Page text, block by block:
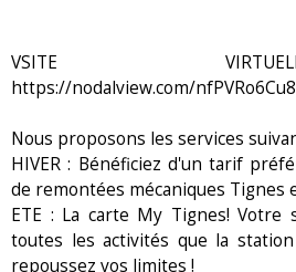
VSITE
https://nodalview.com/
Nous proposons les services
HIVER : Bénéficiez d'un tarif
de remontées mécaniques Tignes
ETE : La carte My Tignes! Votre
toutes les activités que la
repoussez vos limites !